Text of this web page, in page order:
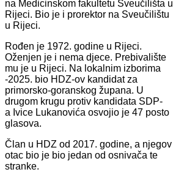
na Medicinskom fakultetu Sveučilišta u
Rijeci. Bio je i prorektor na Sveučilištu
u Rijeci.
Rođen je 1972. godine u Rijeci.
Oženjen je i nema djece. Prebivalište
mu je u Rijeci. Na lokalnim izborima
-2025. bio HDZ-ov kandidat za
primorsko-goranskog župana. U
drugom krugu protiv kandidata SDP-
a Ivice Lukanovića osvojio je 47 posto
glasova.
Član u HDZ od 2017. godine, a njegov
otac bio je bio jedan od osnivača te
stranke.